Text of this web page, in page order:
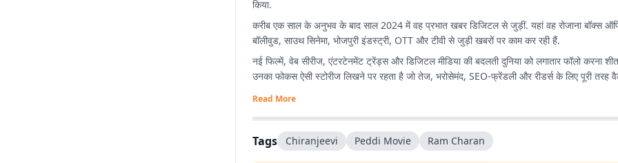
किया.
करीब एक साल के अनुभव के बाद साल 2024 में वह प्रभात खबर डिजिटल से जुड़ीं. यहां वह रोजाना बॉक्स
बॉलीवुड, साउथ सिनेमा, भोजपुरी इंडस्ट्री, OTT और टीवी से जुड़ी खबरों पर काम कर रही हैं.
नई फिल्में, वेब सीरीज, एंटरटेनमेंट ट्रेंड्स और डिजिटल मीडिया की बदलती दुनिया को लगातार फॉलो करना
उनका फोकस ऐसी स्टोरीज लिखने पर रहता है जो तेज, भरोसेमंद, SEO-फ्रेंडली और रीडर्स के लिए पूरी तरह
Read More
Tags Chiranjeevi Peddi Movie Ram Charan